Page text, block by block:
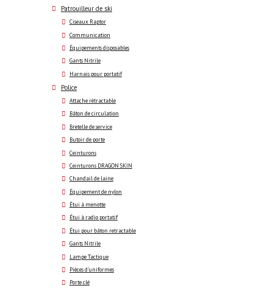
Patrouilleur de ski
Ciseaux Raptor
Communication
Équipements disposables
Gants Nitrile
Harnais pour portatif
Police
Attache rétractable
Bâton de circulation
Bretelle de service
Butoir de porte
Ceinturons
Ceinturons DRAGON SKIN
Chandail de laine
Équipement de nylon
Étui à menotte
Étui à radio portatif
Étui pour bâton retractable
Gants Nitrile
Lampe Tactique
Pièces d'uniformes
Porte clé